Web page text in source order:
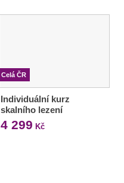
Celá ČR
Individuální kurz
skalního lezení
4 299 Kč